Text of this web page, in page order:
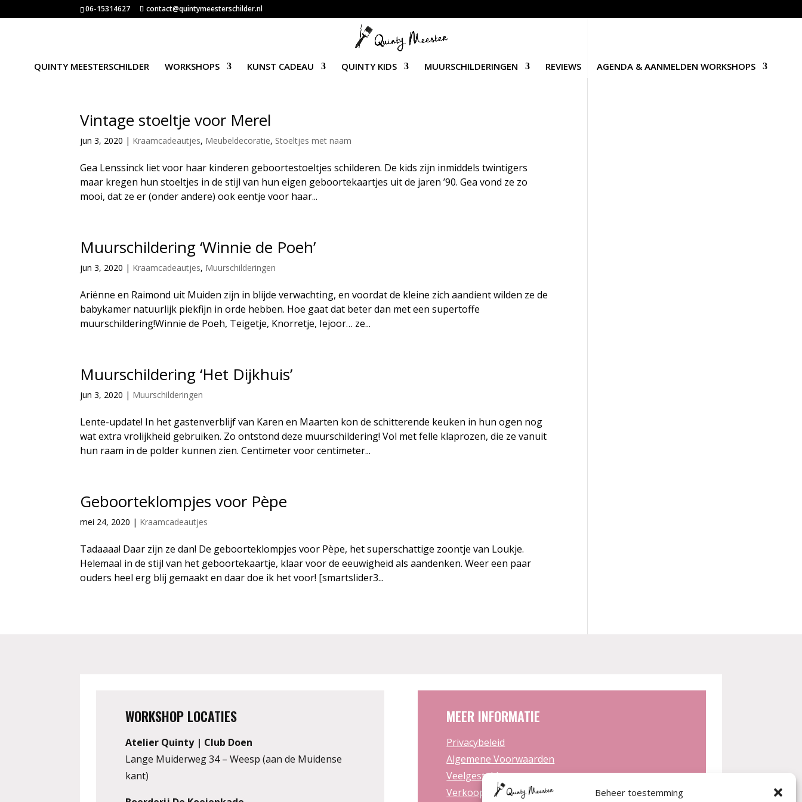
Beheer toestemming
06-15314627 contact@quintymeesterschilder.nl
QUINTY MEESTERSCHILDER WORKSHOPS KUNST CADEAU QUINTY KIDS MUURSCHILDERINGEN REVIEWS AGENDA & AANMELDEN WORKSHOPS
Vintage stoeltje voor Merel
jun 3, 2020 | Kraamcadeautjes, Meubeldecoratie, Stoeltjes met naam
Gea Lenssinck liet voor haar kinderen geboortestoeltjes schilderen. De kids zijn inmiddels twintigers
maar kregen hun stoeltjes in de stijl van hun eigen geboortekaartjes uit de jaren ’90. Gea vond ze zo
mooi, dat ze er (onder andere) ook eentje voor haar...
Muurschildering ‘Winnie de Poeh’
jun 3, 2020 | Kraamcadeautjes, Muurschilderingen
Ariënne en Raimond uit Muiden zijn in blijde verwachting, en voordat de kleine zich aandient wilden ze de
babykamer natuurlijk piekfijn in orde hebben. Hoe gaat dat beter dan met een supertoffe
muurschildering!Winnie de Poeh, Teigetje, Knorretje, Iejoor… ze...
Muurschildering ‘Het Dijkhuis’
jun 3, 2020 | Muurschilderingen
Lente-update! In het gastenverblijf van Karen en Maarten kon de schitterende keuken in hun ogen nog
wat extra vrolijkheid gebruiken. Zo ontstond deze muurschildering! Vol met felle klaprozen, die ze vanuit
hun raam in de polder kunnen zien. Centimeter voor centimeter...
Geboorteklompjes voor Pèpe
mei 24, 2020 | Kraamcadeautjes
Tadaaaa! Daar zijn ze dan! De geboorteklompjes voor Pèpe, het superschattige zoontje van Loukje.
Helemaal in de stijl van het geboortekaartje, klaar voor de eeuwigheid als aandenken. Weer een paar
ouders heel erg blij gemaakt en daar doe ik het voor! [smartslider3...
WORKSHOP LOCATIES
Atelier Quinty | Club Doen
Lange Muiderweg 34 – Weesp (aan de Muidense
kant)
MEER INFORMATIE
Privacybeleid
Algemene Voorwaarden
Veelgestelde vragen
Verkooppunten Kunst Cadeau Artikelen